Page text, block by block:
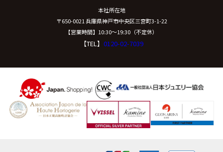
本社所在地
〒650-0021 兵庫県神戸市中央区三宮町3-1-22
【営業時間】10:30〜19:30（不定休）
【TEL】 0120-02-7039